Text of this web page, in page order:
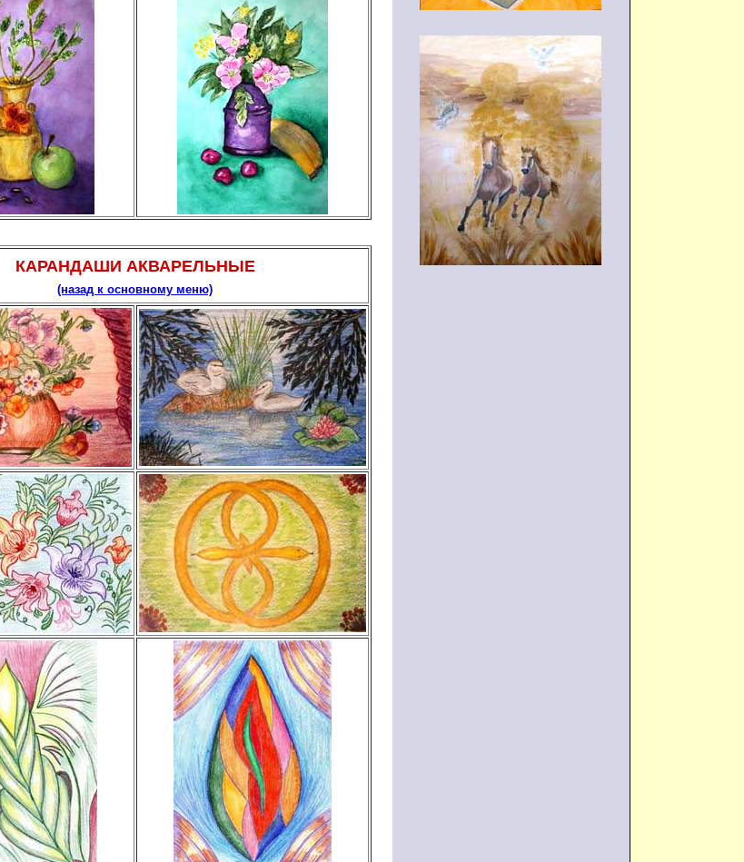
КАРАНДАШИ АКВАРЕЛЬНЫЕ
(назад к основному меню)